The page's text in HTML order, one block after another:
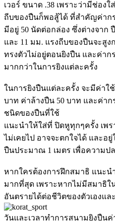
เวอร์ ขนาด .38 เพราะว่ามีช่อง
ถีบของปืนก็พอสู้ได้ ที่สำคัญค่าก
มีอยู่ 50 นัดต่อกล่อง ซึ่งต่างจาก
และ 11 มม. แรงถีบของปืนจะสูง
ทรงตัวไม่อยู่ตอนยิงปืน และค่าก
มากกว่าในการยิงแต่ละครั้ง
ในการยิงปืนแต่ละครั้ง จะมีค่าใ
บาท ค่าล้างปืน 50 บาท และค่า
ชนิดของปืนที่ใช้
แนะนำให้ใส่ที่ ปิดหูทุกๆครั้ง เพร
ไม่เคยไป อาจจะตกใจได้ และอ
ปืนประมาณ 1 เมตร เพื่อความป
หากใครต้องการฝึกสมาธิ แนะน
มากที่สุด เพราะหากไม่มีสมาธิใ
อันตรายได้ต่อชีวิตของตัวเองแล
วันและเวลาทำการสนามยิงปืนค่